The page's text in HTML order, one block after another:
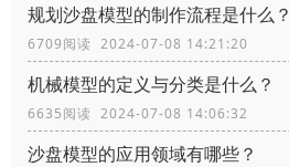
规划沙盘模型的制作流程是什么？
6709阅读 2024-07-08 14:21:20
机械模型的定义与分类是什么？
6635阅读 2024-07-08 14:06:32
沙盘模型的应用领域有哪些？